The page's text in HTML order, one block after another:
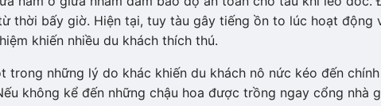
thời bấy giờ. Hiện tại, tuy tàu gây tiếng ồn to lúc hoạt động
khiến nhiều du khách thích thú.
trong những lý do khác khiến du khách nô nức kéo đến
không kể đến những chậu hoa được trồng ngay cổng nhà